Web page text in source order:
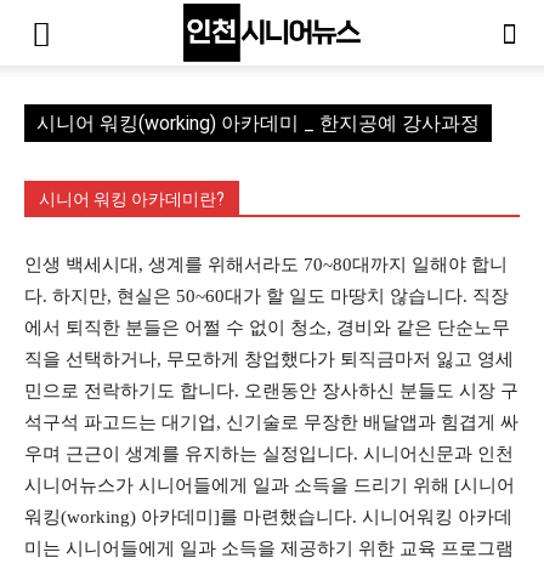
시니어 워킹(working) 아카데미 _ 한지공예 강사과정
시니어 워킹 아카데미란?
인생 백세시대, 생계를 위해서라도 70~80대까지 일해야 합니
다. 하지만, 현실은 50~60대가 할 일도 마땅치 않습니다. 직장
에서 퇴직한 분들은 어쩔 수 없이 청소, 경비와 같은 단순노무
직을 선택하거나, 무모하게 창업했다가 퇴직금마저 잃고 영세
민으로 전락하기도 합니다. 오랜동안 장사하신 분들도 시장 구
석구석 파고드는 대기업, 신기술로 무장한 배달앱과 힘겹게 싸
우며 근근이 생계를 유지하는 실정입니다. 시니어신문과 인천
시니어뉴스가 시니어들에게 일과 소득을 드리기 위해 [시니어
워킹(working) 아카데미]를 마련했습니다. 시니어워킹 아카데
미는 시니어들에게 일과 소득을 제공하기 위한 교육 프로그램